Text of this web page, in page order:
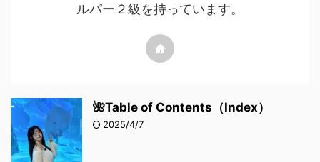
ルパー２級を持っています。
🌺Table of Contents（Index）
2025/4/7